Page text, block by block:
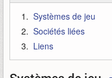
Systèmes de jeu
Sociétés liées
Liens